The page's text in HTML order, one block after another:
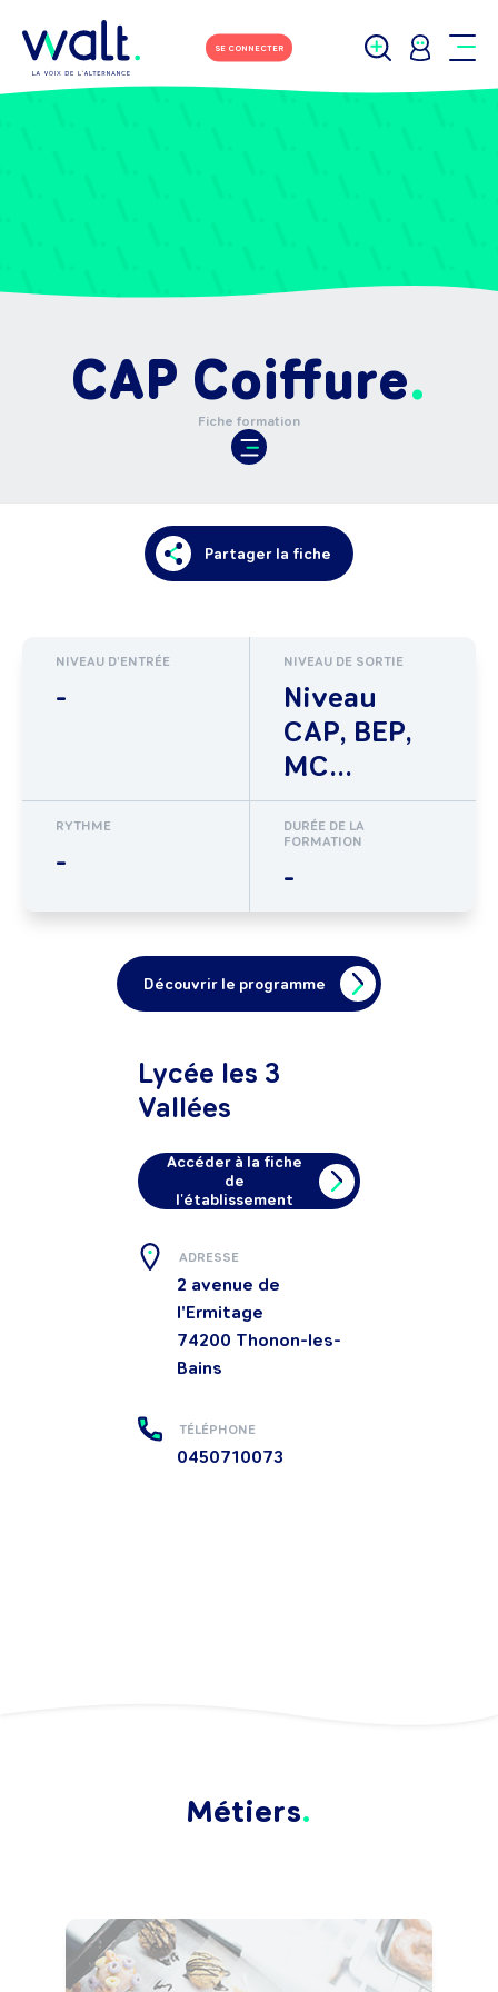
SE CONNECTER
CAP Coiffure
Fiche formation
Partager la fiche
NIVEAU D'ENTRÉE
-
NIVEAU DE SORTIE
Niveau
CAP, BEP,
MC...
RYTHME
-
DURÉE DE LA
FORMATION
-
Découvrir le programme
Lycée les 3
Vallées
Accéder à la fiche
de
l'établissement
ADRESSE
2 avenue de
l'Ermitage
74200 Thonon-les-
Bains
TÉLÉPHONE
0450710073
Métiers